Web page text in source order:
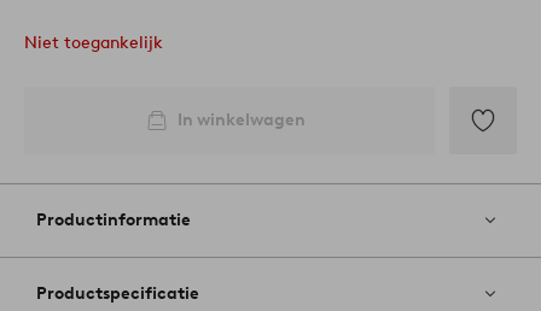
Niet toegankelijk
In winkelwagen
aan
Productinformatie
Productspecificatie